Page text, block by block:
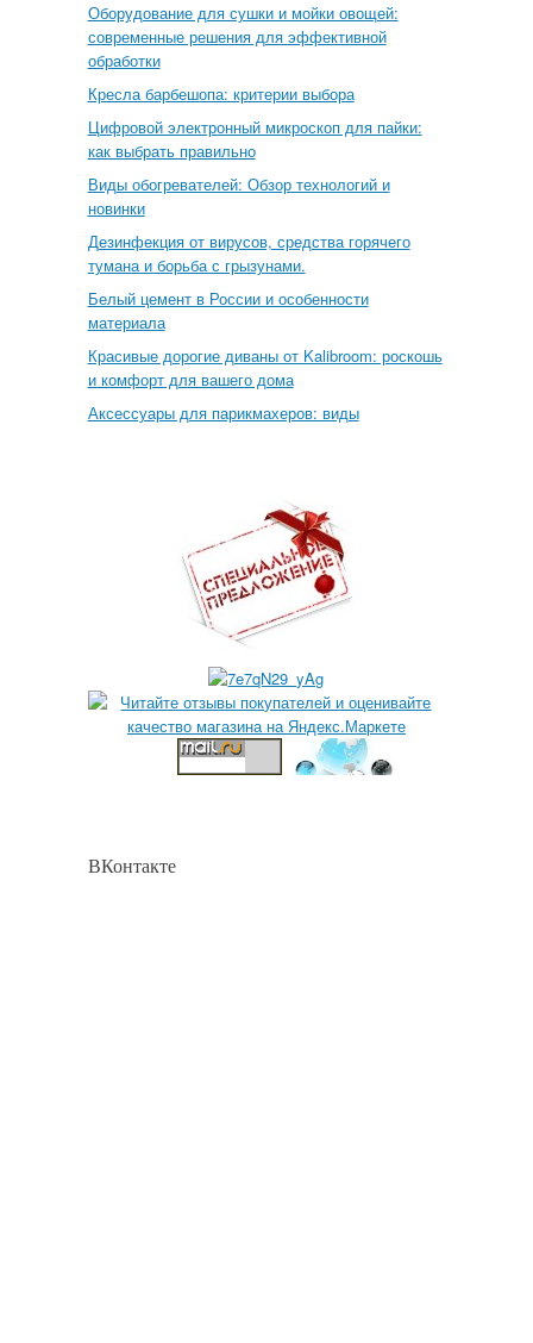
Оборудование для сушки и мойки овощей:
современные решения для эффективной
обработки
Кресла барбешопа: критерии выбора
Цифровой электронный микроскоп для пайки:
как выбрать правильно
Виды обогревателей: Обзор технологий и
новинки
Дезинфекция от вирусов, средства горячего
тумана и борьба с грызунами.
Белый цемент в России и особенности
материала
Красивые дорогие диваны от Kalibroom: роскошь
и комфорт для вашего дома
Аксессуары для парикмахеров: виды
ВКонтакте